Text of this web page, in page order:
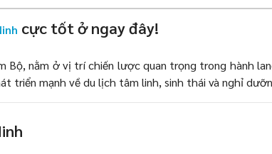
Việc làm IT tại Tây Ninh
Việc làm Việc làm sinh viên tại Tây Ninh
Việc làm Thể hình/ phòng tập tại Tây
Ninh
Việc làm Công ty Du lịch, lữ hành,
cực tốt ở ngay đây!
nằm ở vị trí chiến lược quan trọng trong hành
triển mạnh về du lịch tâm linh, sinh thái và nghỉ